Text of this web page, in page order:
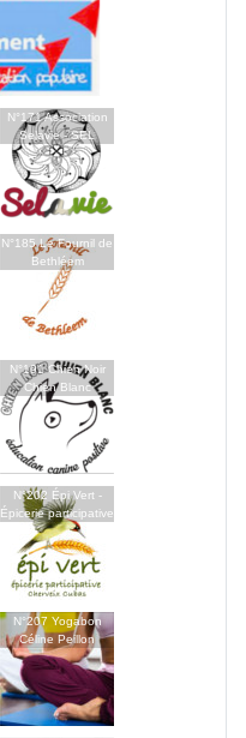
N°171 Association
Selavie - SEL
N°185 Le Fournil de
Bethléem
N°191 Chien Noir
Chien Blanc
N°202 Épi Vert -
Épicerie participative
N°207 Yogabon
Céline Peillon